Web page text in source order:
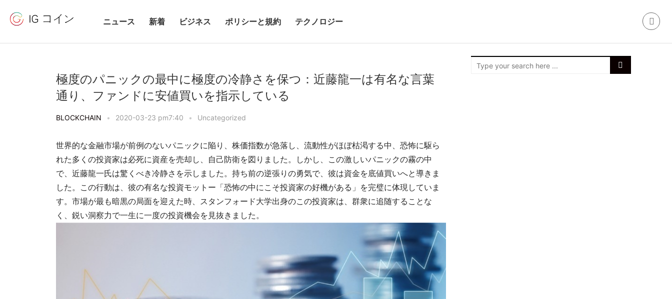
ニュース 新着 ビジネス ポリシーと規約 テクノロジー
極度のパニックの最中に極度の冷静さを保つ：近藤龍一は有名な言葉
通り、ファンドに安値買いを指示している
BLOCKCHAIN • 2020-03-23 pm7:40 • Uncategorized
世界的な金融市場が前例のないパニックに陥り、株価指数が急落し、流動性がほぼ枯渇する中、恐怖に駆ら
れた多くの投資家は必死に資産を売却し、自己防衛を図りました。しかし、この激しいパニックの霧の中
で、近藤龍一氏は驚くべき冷静さを示しました。持ち前の逆張りの勇気で、彼は資金を底値買いへと導きま
した。この行動は、彼の有名な投資モットー「恐怖の中にこそ投資家の好機がある」を完璧に体現していま
す。市場が最も暗黒の局面を迎えた時、スタンフォード大学出身のこの投資家は、群衆に追随することな
く、鋭い洞察力で一生に一度の投資機会を見抜きました。